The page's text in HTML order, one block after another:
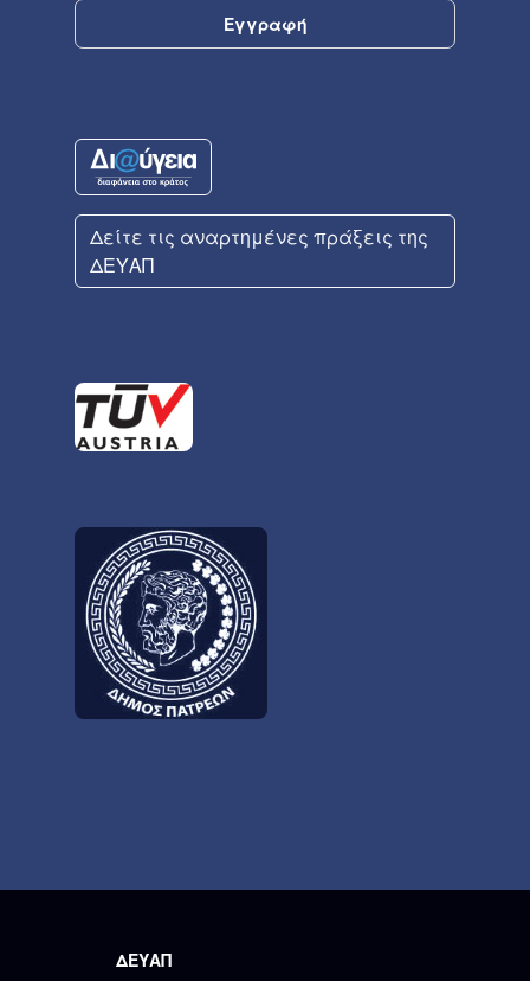
Δείτε τις αναρτημένες πράξεις της
ΔΕΥΑΠ
ΔΕΥΑΠ